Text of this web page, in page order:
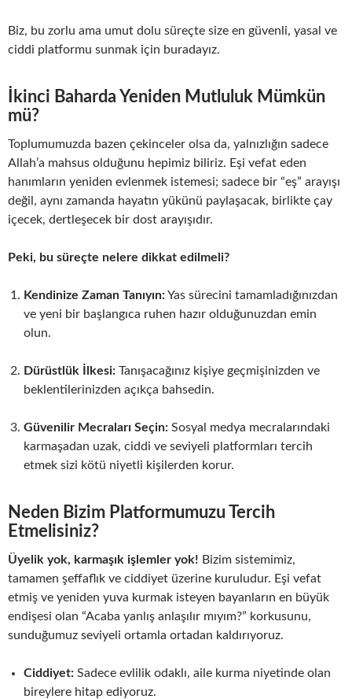
Biz, bu zorlu ama umut dolu süreçte size en güvenli, yasal ve
ciddi platformu sunmak için buradayız.
İkinci Baharda Yeniden Mutluluk Mümkün
mü?
Toplumumuzda bazen çekinceler olsa da, yalnızlığın sadece
Allah’a mahsus olduğunu hepimiz biliriz. Eşi vefat eden
hanımların yeniden evlenmek istemesi; sadece bir “eş” arayışı
değil, aynı zamanda hayatın yükünü paylaşacak, birlikte çay
içecek, dertleşecek bir dost arayışıdır.
Peki, bu süreçte nelere dikkat edilmeli?
Kendinize Zaman Tanıyın:Yas sürecini tamamladığınızdan
ve yeni bir başlangıca ruhen hazır olduğunuzdan emin
olun.
Dürüstlük İlkesi: Tanışacağınız kişiye geçmişinizden ve
beklentilerinizden açıkça bahsedin.
Güvenilir Mecraları Seçin: Sosyal medya mecralarındaki
karmaşadan uzak, ciddi ve seviyeli platformları tercih
etmek sizi kötü niyetli kişilerden korur.
Neden Bizim Platformumuzu Tercih
Etmelisiniz?
Üyelik yok, karmaşık işlemler yok! Bizim sistemimiz,
tamamen şeffaflık ve ciddiyet üzerine kuruludur. Eşi vefat
etmiş ve yeniden yuva kurmak isteyen bayanların en büyük
endişesi olan “Acaba yanlış anlaşılır mıyım?” korkusunu,
sunduğumuz seviyeli ortamla ortadan kaldırıyoruz.
Ciddiyet: Sadece evlilik odaklı, aile kurma niyetinde olan
bireylere hitap ediyoruz.